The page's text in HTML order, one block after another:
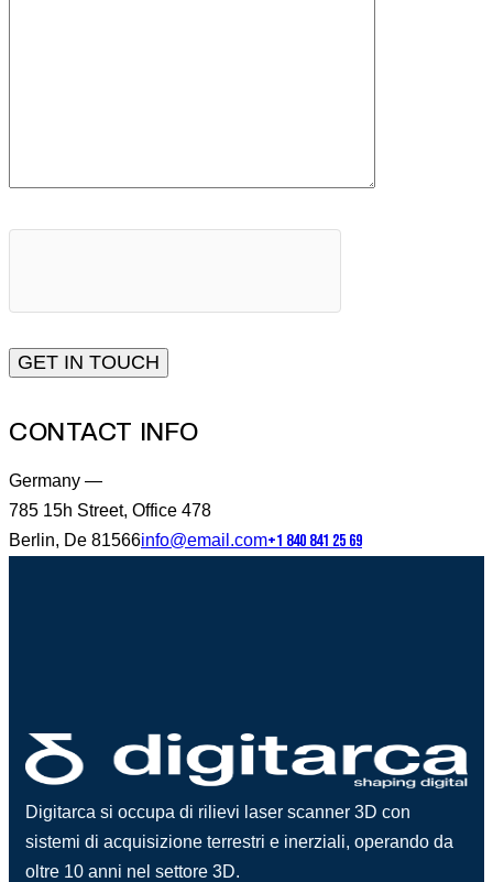
CONTACT INFO
Germany —
785 15h Street, Office 478
Berlin, De 81566info@email.com+1 840 841 25 69
Digitarca si occupa di rilievi laser scanner 3D con
sistemi di acquisizione terrestri e inerziali, operando da
oltre 10 anni nel settore 3D.